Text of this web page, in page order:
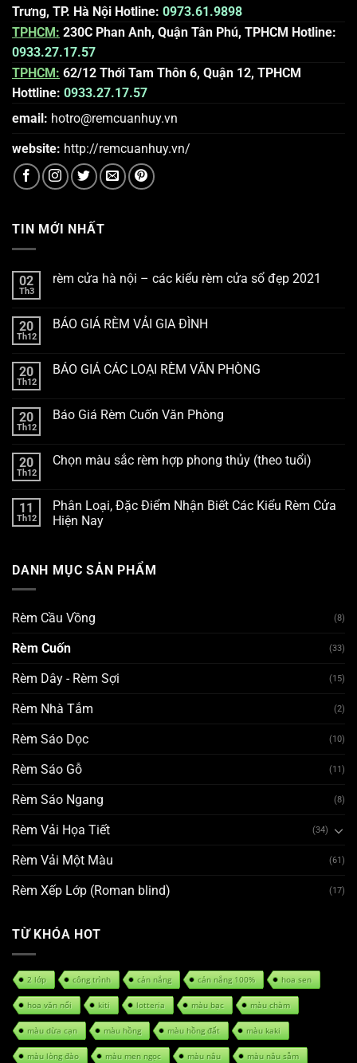
Trưng, TP. Hà Nội Hotline: 0973.61.9898
TPHCM: 230C Phan Anh, Quận Tân Phú, TPHCM Hotline:
0933.27.17.57
TPHCM: 62/12 Thới Tam Thôn 6, Quận 12, TPHCM
Hottline: 0933.27.17.57
email: hotro@remcuanhuy.vn
website: http://remcuanhuy.vn/
TIN MỚI NHẤT
02
Th3
rèm cửa hà nội – các kiểu rèm cửa sổ đẹp 2021
20
Th12
BÁO GIÁ RÈM VẢI GIA ĐÌNH
20
Th12
BÁO GIÁ CÁC LOẠI RÈM VĂN PHÒNG
20
Th12
Báo Giá Rèm Cuốn Văn Phòng
20
Th12
Chọn màu sắc rèm hợp phong thủy (theo tuổi)
11
Th12
Phân Loại, Đặc Điểm Nhận Biết Các Kiểu Rèm Cửa
Hiện Nay
DANH MỤC SẢN PHẨM
Rèm Cầu Vồng (8)
Rèm Cuốn (33)
Rèm Dây - Rèm Sợi (15)
Rèm Nhà Tắm (2)
Rèm Sáo Dọc (10)
Rèm Sáo Gỗ (11)
Rèm Sáo Ngang (8)
Rèm Vải Họa Tiết (34)
Rèm Vải Một Màu (61)
Rèm Xếp Lớp (Roman blind) (17)
TỪ KHÓA HOT
2 lớp công trình cản nắng cản nắng 100% hoa sen
hoa văn nổi kiti lotteria màu bạc màu chàm
màu dừa cạn màu hồng màu hồng đất màu kaki
màu lòng đào màu men ngọc màu nâu màu nâu sẫm